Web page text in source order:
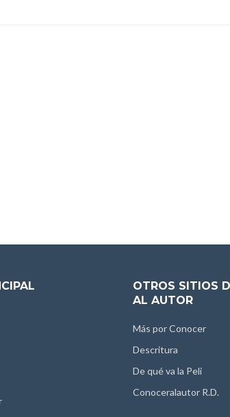
OTROS SITIOS
AL AUTOR
Más por Conocer
Descritura
De qué va la Peli
Conoceralautor R.D.